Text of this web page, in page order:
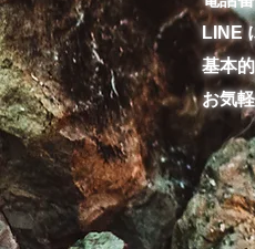
LINE
基本
お気